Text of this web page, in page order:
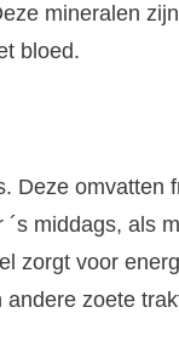
mineralen
bloed.
Deze omvatten
´s middags, als
zorgt voor
zoete